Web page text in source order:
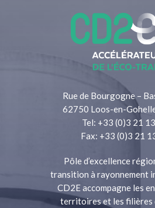
Rue de Bourgogne –
62750 Loos-en-
Tel: +33 (0)3 21
Fax: +33 (0)3 21
Pôle d’excellence
transition à rayonnement
CD2E accompagne les
territoires et les filières